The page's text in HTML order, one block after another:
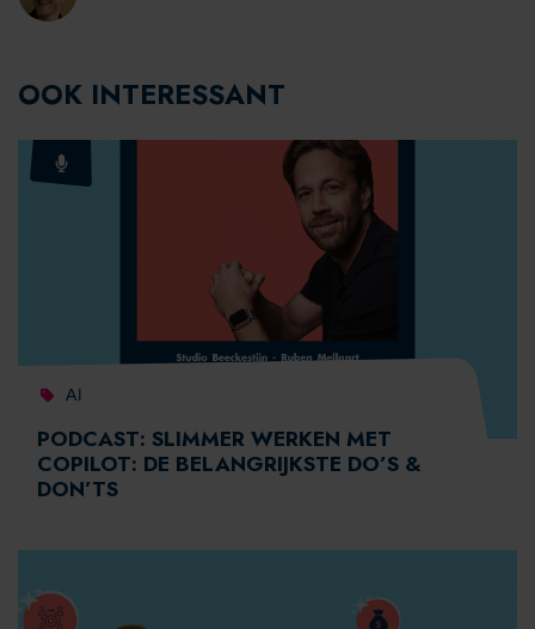
OOK INTERESSANT
AI
PODCAST: SLIMMER WERKEN MET
COPILOT: DE BELANGRIJKSTE DO’S &
DON’TS